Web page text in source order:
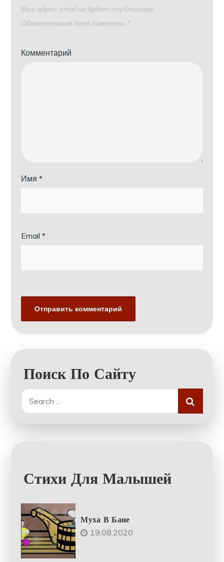
Ваш адрес email не будет опубликован.
Обязательные поля помечены *
Комментарий
Имя*
Email*
Поиск По Сайту
Search
for:
Стихи Для Малышей
Муха В Бане
19.08.2020